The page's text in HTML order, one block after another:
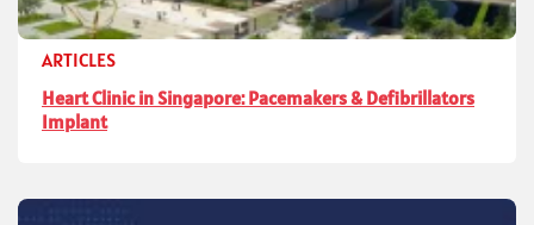
ARTICLES
Heart Clinic in Singapore: Pacemakers & Defibrillators
Implant